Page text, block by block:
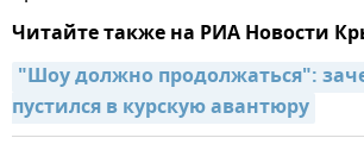
Читайте также на РИА Новости
"Шоу должно продолжаться":
пустился в курскую авантюру